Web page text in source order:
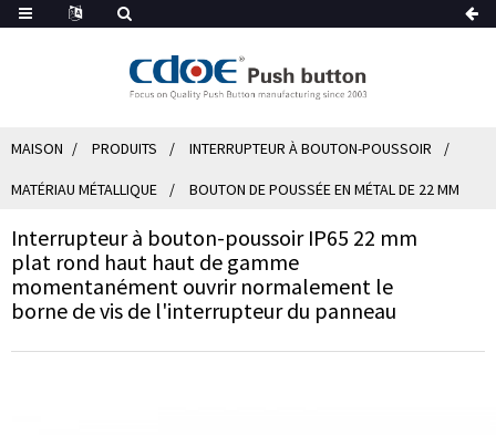
MAISON PRODUITS INTERRUPTEUR À BOUTON-POUSSOIR
MATÉRIAU MÉTALLIQUE BOUTON DE POUSSÉE EN MÉTAL DE 22 MM
Interrupteur à bouton-poussoir IP65 22 mm
plat rond haut haut de gamme
momentanément ouvrir normalement le
borne de vis de l'interrupteur du panneau